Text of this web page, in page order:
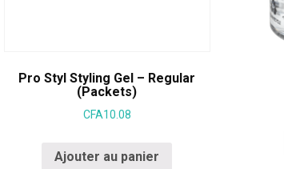
Pro Styl Styling Gel – Regular
(Packets)
CFA10.08
Ajouter au panier